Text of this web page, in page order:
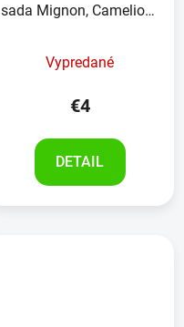
sada Mignon, Camelion ,
Vypredané
€4
DETAIL